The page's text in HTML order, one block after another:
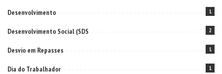
Desenvolvimento 1
Desenvolvimento Social (SDS 2
Desvio em Repasses 1
Dia do Trabalhador 1